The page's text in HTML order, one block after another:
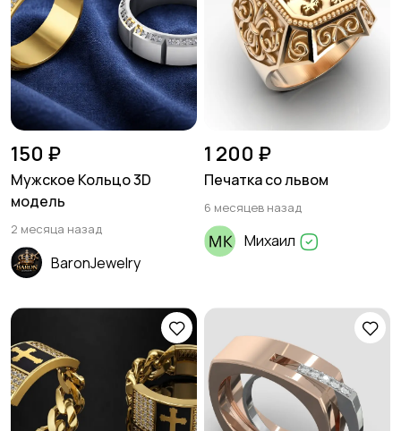
150 ₽
Мужское Кольцо 3D
модель
2 месяца назад
BaronJewelry
1 200 ₽
Печатка со львом
6 месяцев назад
Михаил